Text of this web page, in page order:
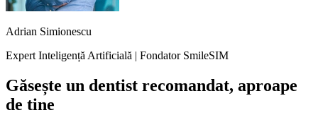
Adrian Simionescu
Expert Inteligență Artificială | Fondator SmileSIM
Găsește un dentist recomandat, aproape
de tine